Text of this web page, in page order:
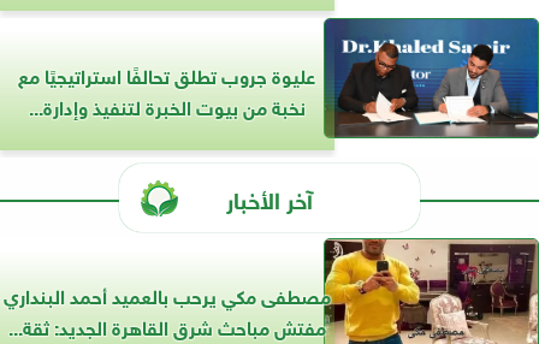
عليوة جروب تطلق تحالفًا استراتيجيًا مع
نخبة من بيوت الخبرة لتنفيذ وإدارة...
آخر الأخبار
مصطفى مكي يرحب بالعميد أحمد البنداري
مفتش مباحث شرق القاهرة الجديد: ثقة...